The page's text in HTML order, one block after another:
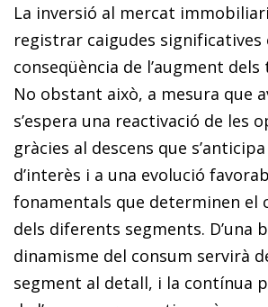
La inversió al mercat
registrar caigudes significatives
conseqüència de l’augment dels
No obstant això, a mesura que
s’espera una reactivació de les
gràcies al descens que
d’interès i a una evolució
fonamentals que determinen el
dels diferents segments. D’una
dinamisme del consum servirà
segment al detall, i la contínua